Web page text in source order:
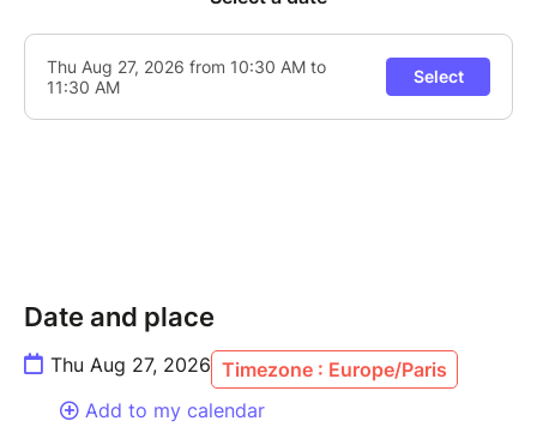
Date and place
Thu Aug 27, 2026 Timezone : Europe/Paris
Add to my calendar